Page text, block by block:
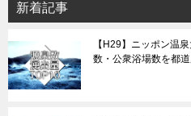
新着記事
【H29】ニッポン温
数・公衆浴場数を都